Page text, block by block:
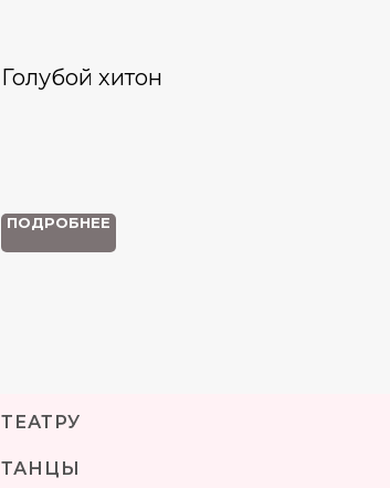
Голубой хитон
ПОДРОБНЕЕ
ТЕАТРУ
ТАНЦЫ